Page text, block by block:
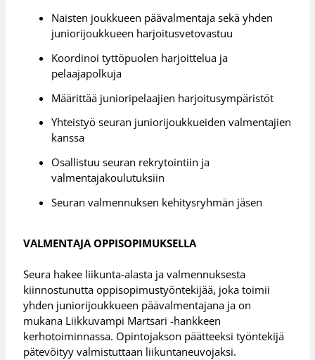
Naisten joukkueen päävalmentaja sekä yhden
juniorijoukkueen harjoitusvetovastuu
Koordinoi tyttöpuolen harjoittelua ja
pelaajapolkuja
Määrittää junioripelaajien harjoitusympäristöt
Yhteistyö seuran juniorijoukkueiden valmentajien
kanssa
Osallistuu seuran rekrytointiin ja
valmentajakoulutuksiin
Seuran valmennuksen kehitysryhmän jäsen
VALMENTAJA OPPISOPIMUKSELLA
Seura hakee liikunta-alasta ja valmennuksesta
kiinnostunutta oppisopimustyöntekijää, joka toimii
yhden juniorijoukkueen päävalmentajana ja on
mukana Liikkuvampi Martsari -hankkeen
kerhotoiminnassa. Opintojakson päätteeksi työntekijä
pätevöityy valmistuttaan liikuntaneuvojaksi.